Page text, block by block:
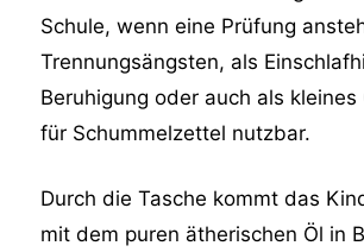
Schule, wenn eine Prüfung
Trennungsängsten, als
Beruhigung oder auch als kleines
für Schummelzettel nutzbar.
Durch die Tasche kommt das
mit dem puren ätherischen Öl in